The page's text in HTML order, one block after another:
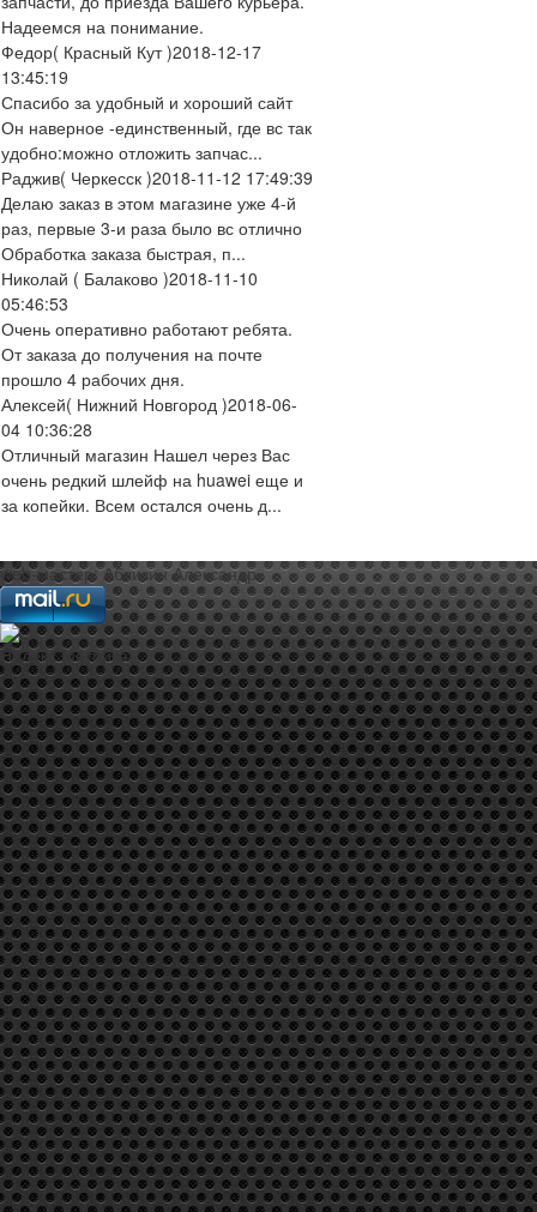
Надеемся на понимание.
Федор( Красный Кут )2018-12-17
13:45:19
Спасибо за удобный и хороший сайт
Он наверное -единственный, где вс так
удобно:можно отложить запчас...
Раджив( Черкесск )2018-11-12 17:49:39
Делаю заказ в этом магазине уже 4-й
раз, первые 3-и раза было вс отлично
Обработка заказа быстрая, п...
Николай ( Балаково )2018-11-10
05:46:53
Очень оперативно работают ребята.
От заказа до получения на почте
прошло 4 рабочих дня.
Алексей( Нижний Новгород )2018-06-
04 10:36:28
Отличный магазин Нашел через Вас
очень редкий шлейф на huawei еще и
за копейки. Всем остался очень д...
web-мастер:Аблизин Александр